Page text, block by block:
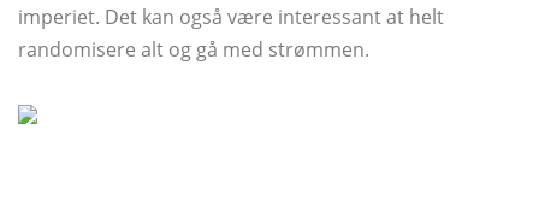
imperiet. Det kan også være interessant at helt
randomisere alt og gå med strømmen.